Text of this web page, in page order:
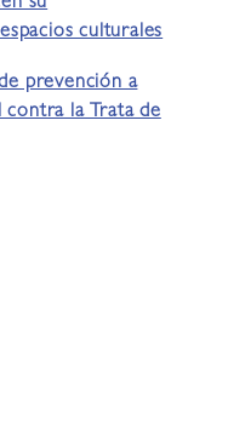
su
culturales
prevención a
la Trata de